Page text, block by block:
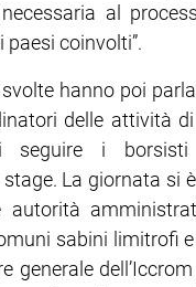
al
paesi coinvolti”.
hanno poi
delle attività
seguire i
La giornata si
autorità
sabini limitrofi
generale